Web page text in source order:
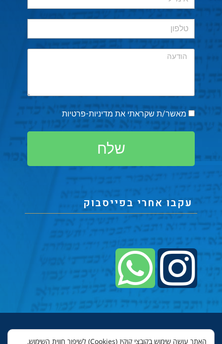
מאשר/ת שקראתי את מדיניות-פרטיות
שלח
עקבו אחרי בפייסבוק
© כל הזכויות שמורות לשבי יקותי - סופר סת"ם 2022
האתר עושה שימוש בקובצי קוקיז (Cookies) לשיפור חווית השימוש,